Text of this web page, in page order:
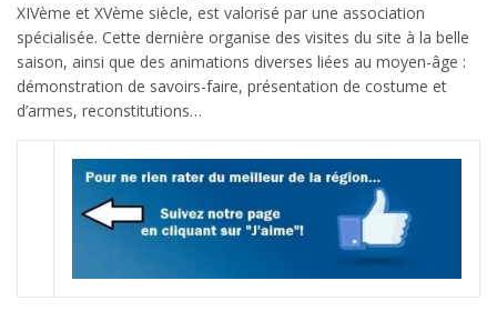
XIVème et XVème siècle, est valorisé par une association
spécialisée. Cette dernière organise des visites du site à la belle
saison, ainsi que des animations diverses liées au moyen-âge :
démonstration de savoirs-faire, présentation de costume et
d’armes, reconstitutions…